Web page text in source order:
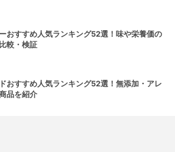
おすすめ人気ランキング52選！味や栄養価の
較・検証
おすすめ人気ランキング52選！無添加・アレ
品を紹介